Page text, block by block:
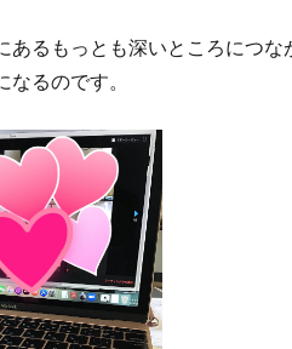
あるもっとも深いところにつな
なるのです。